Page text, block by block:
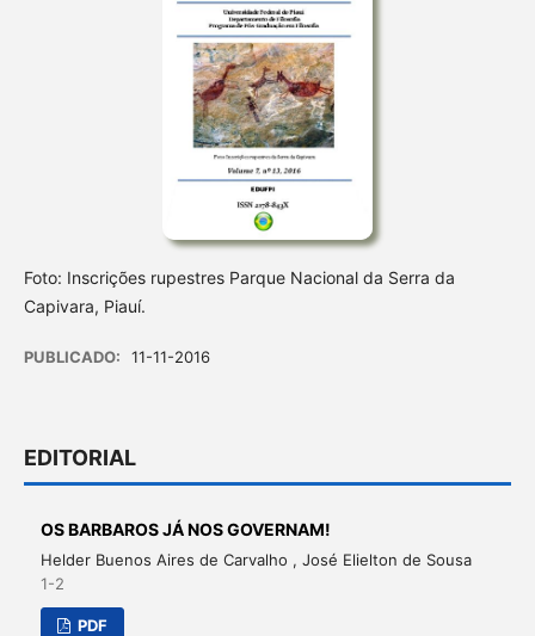
Foto: Inscrições rupestres Parque Nacional da Serra da
Capivara, Piauí.
PUBLICADO: 11-11-2016
EDITORIAL
OS BARBAROS JÁ NOS GOVERNAM!
Helder Buenos Aires de Carvalho , José Elielton de Sousa
1-2
PDF